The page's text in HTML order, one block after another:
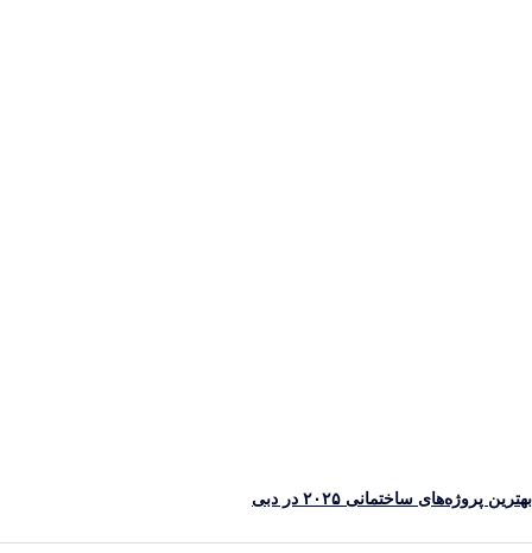
پروژه‌های ساختمانی ۲۰۲۵ در دبی